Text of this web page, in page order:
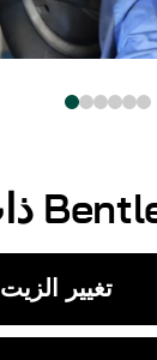
ذات صلة
تغيير الزيت